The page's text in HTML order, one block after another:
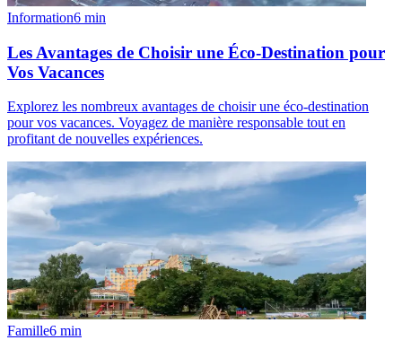
Information6 min
Les Avantages de Choisir une Éco-Destination pour
Vos Vacances
Explorez les nombreux avantages de choisir une éco-destination
pour vos vacances. Voyagez de manière responsable tout en
profitant de nouvelles expériences.
Famille6 min